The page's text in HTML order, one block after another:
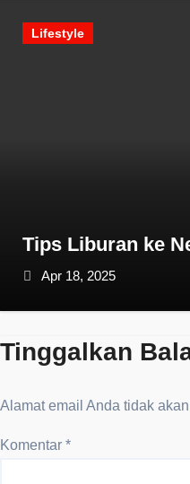
Lifestyle
Tips Liburan ke
Apr 18, 2025
Tinggalkan
Alamat email Anda tidak
Komentar *